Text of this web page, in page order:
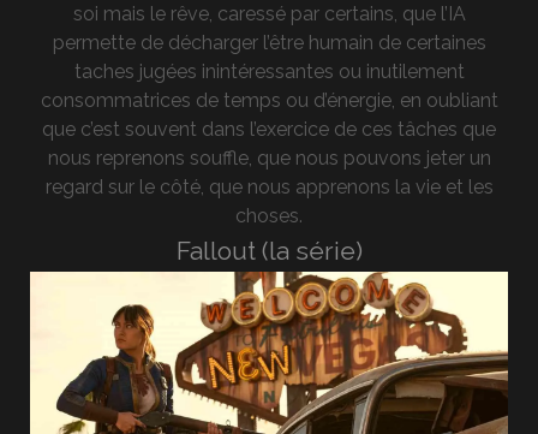
soi mais le rêve, caressé par certains, que l’IA
permette de décharger l’être humain de certaines
taches jugées inintéressantes ou inutilement
consommatrices de temps ou d’énergie, en oubliant
que c’est souvent dans l’exercice de ces tâches que
nous reprenons souffle, que nous pouvons jeter un
regard sur le côté, que nous apprenons la vie et les
choses.
Fallout (la série)